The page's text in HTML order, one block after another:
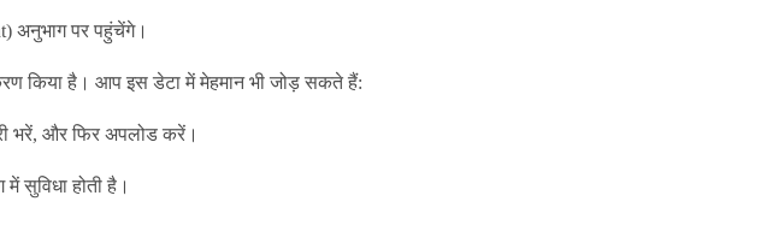
अनुभाग पर पहुंचेंगे।
किया है। आप इस डेटा में मेहमान भी जोड़ सकते हैं:
भरें, और फिर अपलोड करें।
सुविधा होती है।